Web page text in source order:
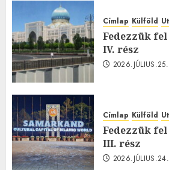
Címlap Külföld
Fedezzük
IV. rész
Címlap Külföld
Fedezzük
III. rész